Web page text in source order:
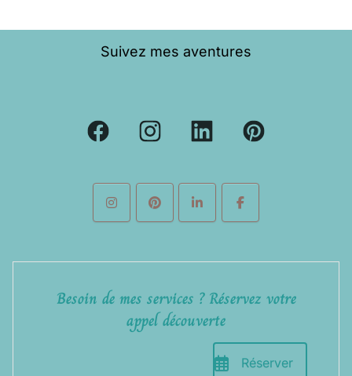
Suivez mes aventures
Besoin de mes services ? Réservez votre
appel découverte
Réserver